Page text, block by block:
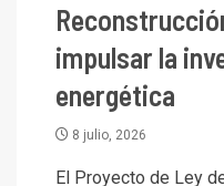
impulsar la
energética
8 julio, 2026
El Proyecto de Ley